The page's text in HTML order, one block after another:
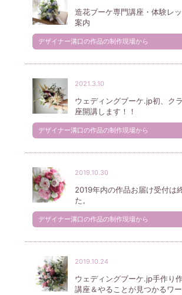
造花ブーケ専門講座・体験レ
案内
デザイナー溝口の作品の制作現場から
2021.3.10
ウェディングブーケ.jp初、ク
座開講します！！
デザイナー溝口の作品の制作現場から
2019.10.30
2019年内の作品お届け受付は
た。
デザイナー溝口の作品の制作現場から
2019.10.24
ウェディングブーケ.jp手作り
講座＆やることが見つかるワ